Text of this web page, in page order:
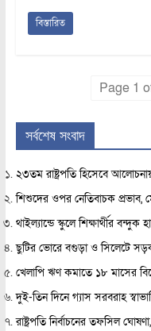
বিস্তারিত
Page 1
সর্বশেষ সংবাদ
২৩তম রাষ্ট্রপতি হিসেবে
শিশুদের ওপর নেতিবাচক প্রভাব,
থাইল্যান্ডে স্কুলে শিক্ষার্থীর
ছুটির ভোরে বগুড়া ও সিলেটে সড়ক
খেলাপি ঋণ কমাতে ১৮ মাসের
দুই-তিন দিনে গ্যাস সরবরাহ
রাষ্ট্রপতি নির্বাচনের তফসিল